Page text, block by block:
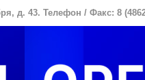
д. 43. Телефон / Факс: 8